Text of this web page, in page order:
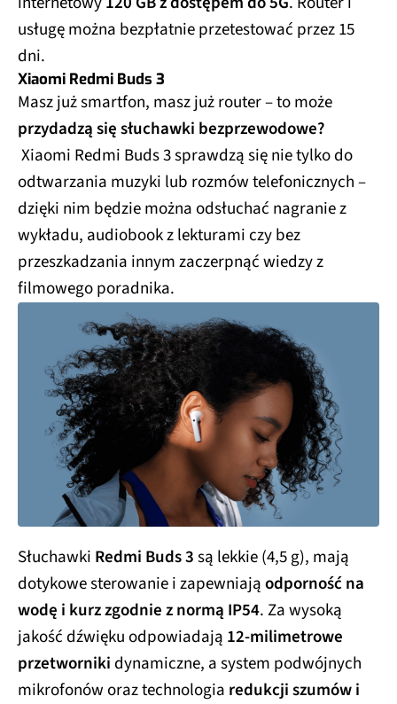
usługę można bezpłatnie przetestować przez 15
dni.
Xiaomi Redmi Buds 3
Masz już smartfon, masz już router – to może
przydadzą się słuchawki bezprzewodowe?
Xiaomi Redmi Buds 3 sprawdzą się nie tylko do
odtwarzania muzyki lub rozmów telefonicznych –
dzięki nim będzie można odsłuchać nagranie z
wykładu, audiobook z lekturami czy bez
przeszkadzania innym zaczerpnąć wiedzy z
filmowego poradnika.
Słuchawki Redmi Buds 3są lekkie (4,5 g), mają
dotykowe sterowanie i zapewniająodporność na
wodę i kurz zgodnie z normą IP54. Za wysoką
jakość dźwięku odpowiadają 12-milimetrowe
przetworniki dynamiczne, a system podwójnych
mikrofonów oraz technologia redukcji szumów i